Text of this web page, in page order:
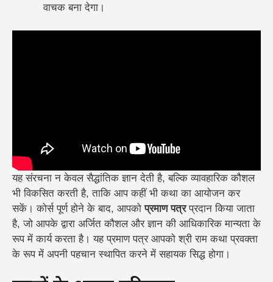
वाचक बना देगा।
यह संरचना न केवल सैद्धांतिक ज्ञान देती है, बल्कि व्यावहारिक कौशल
भी विकसित करती है, ताकि आप कहीं भी कथा का आयोजन कर
सकें। कोर्स पूर्ण होने के बाद, आपकोप्रमाण पत्रप्रदान किया जाता
है, जो आपके द्वारा अर्जित कौशल और ज्ञान की आधिकारिक मान्यता के
रूप में कार्य करता है। यह प्रमाण पत्र आपको श्री राम कथा प्रवक्ता
के रूप में अपनी पहचान स्थापित करने में सहायक सिद्ध होगा।